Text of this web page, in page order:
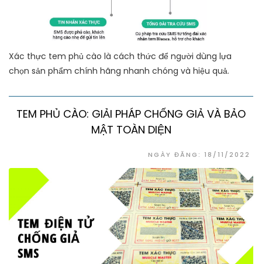
Xác thực tem phủ cào là cách thức để người dùng lựa
chọn sản phẩm chính hãng nhanh chóng và hiệu quả.
TEM PHỦ CÀO: GIẢI PHÁP CHỐNG GIẢ VÀ BẢO
MẬT TOÀN DIỆN
NGÀY ĐĂNG: 18/11/2022